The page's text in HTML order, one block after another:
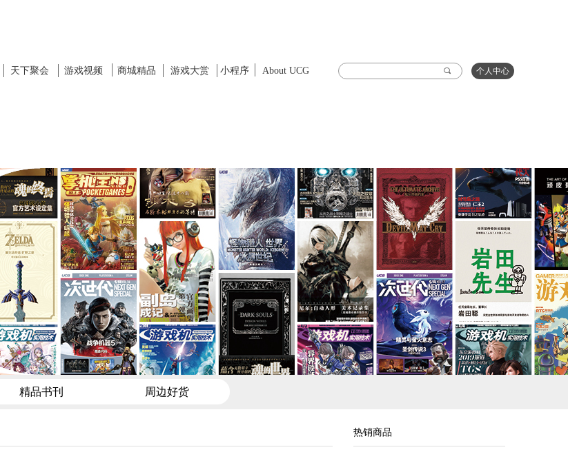
끠
商城精品 游戏大赏
天下聚会 游戏视频 小程序 About UCG 个人中心
热销商品
精品书刊 周边好货